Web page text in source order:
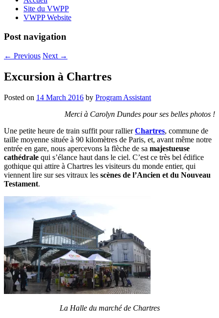
Site du VWPP
VWPP Website
Post navigation
← Previous Next →
Excursion à Chartres
Posted on 14 March 2016 by Program Assistant
Merci à Carolyn Dundes pour ses belles photos !
Une petite heure de train suffit pour rallierChartres, commune de
taille moyenne située à 90 kilomètres de Paris, et, avant même notre
entrée en gare, nous apercevons la flèche de sa majestueuse
cathédrale qui s’élance haut dans le ciel. C’est ce très bel édifice
gothique qui attire à Chartres les visiteurs du monde entier, qui
viennent lire sur ses vitraux les scènes de l’Ancien et du Nouveau
Testament.
La Halle du marché de Chartres